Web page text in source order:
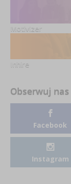
Motivizer
Inhire
Obserwuj nas
Facebook
Instagram